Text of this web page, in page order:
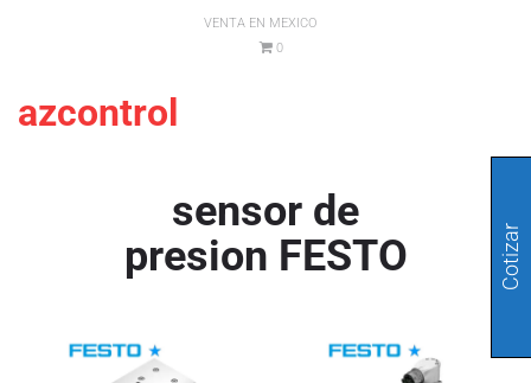
VENTA EN MEXICO
0
azcontrol
sensor de
presion FESTO
Cotizar